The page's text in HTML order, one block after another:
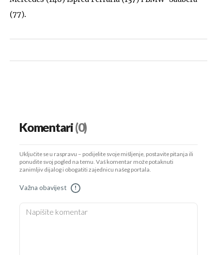
(77).
Komentari(0)
Uključite se u raspravu – podijelite svoje mišljenje, postavite pitanja ili
ponudite svoj pogled na temu. Vaš komentar može potaknuti
zanimljiv dijalog i obogatiti zajednicu našeg portala.
Važna obavijest !